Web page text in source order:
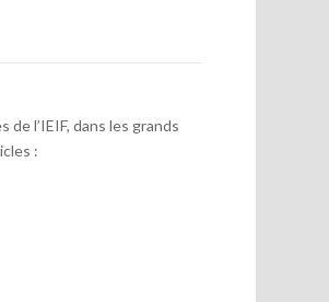
l’IEIF, dans les grands
: